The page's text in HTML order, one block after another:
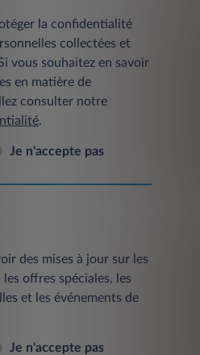
la confidentialité
collectées et
vous souhaitez en savoir
en matière de
consulter notre
.
Je n'accepte pas
des mises à jour sur les
offres spéciales, les
et les événements de
Je n'accepte pas